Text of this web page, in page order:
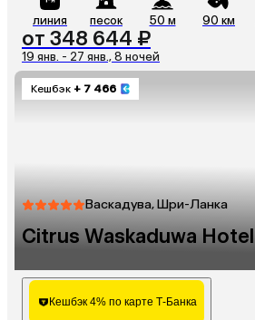
линия песок 50 м 90 км
от 348 644 ₽
19 янв. - 27 янв., 8 ночей
Кешбэк + 7 466
Васкадува, Шри-Ланка
Citrus Waskaduwa Hotel
Кешбэк 4% по карте Т-Банка